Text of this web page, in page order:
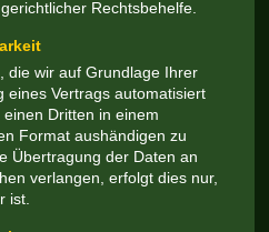
Rechtsbehelfe.
die wir auf Grundlage Ihrer
eines Vertrags automatisiert
Dritten in einem
Format aushändigen zu
Übertragung der Daten an
verlangen, erfolgt dies nur,
ist.